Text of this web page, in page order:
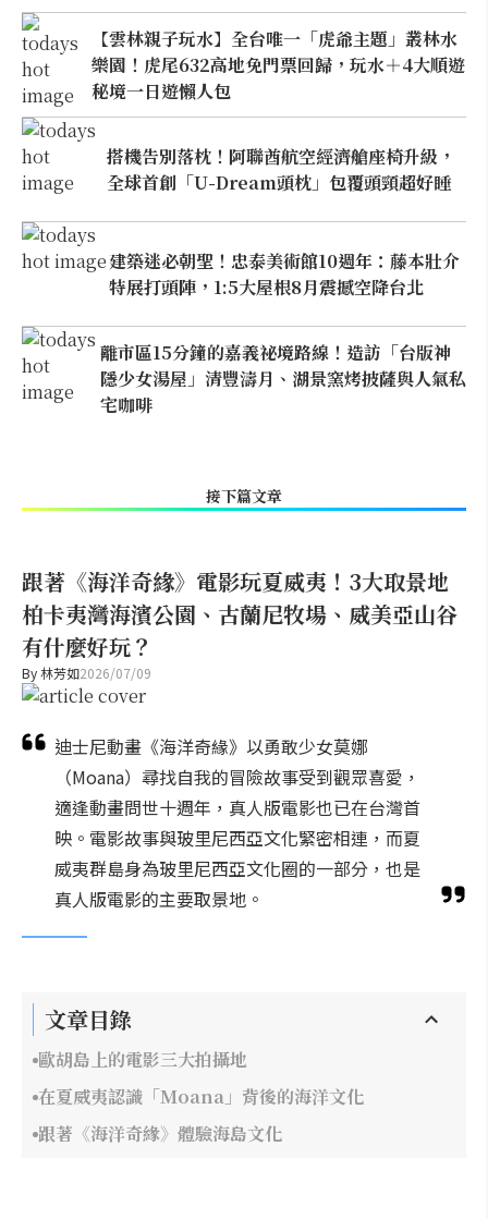
【雲林親子玩水】全台唯一「虎爺主題」叢林水
樂園！虎尾632高地免門票回歸，玩水＋4大順遊
秘境一日遊懶人包
搭機告別落枕！阿聯酋航空經濟艙座椅升級，
全球首創「U-Dream頭枕」包覆頭頸超好睡
建築迷必朝聖！忠泰美術館10週年：藤本壯介
特展打頭陣，1:5大屋根8月震撼空降台北
離市區15分鐘的嘉義祕境路線！造訪「台版神
隱少女湯屋」清豐濤月、湖景窯烤披薩與人氣私
宅咖啡
接下篇文章
跟著《海洋奇緣》電影玩夏威夷！3大取景地
柏卡夷灣海濱公園、古蘭尼牧場、威美亞山谷
有什麼好玩？
By林芳如2026/07/09
迪士尼動畫《海洋奇緣》以勇敢少女莫娜
（Moana）尋找自我的冒險故事受到觀眾喜愛，
適逢動畫問世十週年，真人版電影也已在台灣首
映。電影故事與玻里尼西亞文化緊密相連，而夏
威夷群島身為玻里尼西亞文化圈的一部分，也是
真人版電影的主要取景地。
文章目錄
歐胡島上的電影三大拍攝地
在夏威夷認識「Moana」背後的海洋文化
跟著《海洋奇緣》體驗海島文化